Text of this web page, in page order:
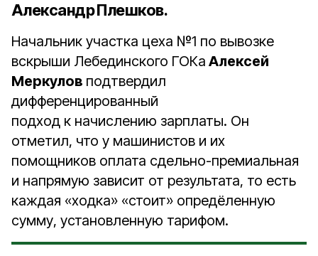
Александр Плешков.
Начальник участка цеха №1 по вывозке
вскрыши Лебединского ГОКа Алексей
Меркулов подтвердил
дифференцированный
подход к начислению зарплаты. Он
отметил, что у машинистов и их
помощников оплата сдельно-премиальная
и напрямую зависит от результата, то есть
каждая «ходка» «стоит» опредёленную
сумму, установленную тарифом.